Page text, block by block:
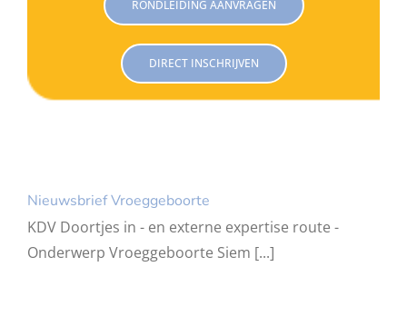
RONDLEIDING AANVRAGEN
DIRECT INSCHRIJVEN
Nieuwsbrief Vroeggeboorte
KDV Doortjes in - en externe expertise route -
Onderwerp Vroeggeboorte Siem [...]